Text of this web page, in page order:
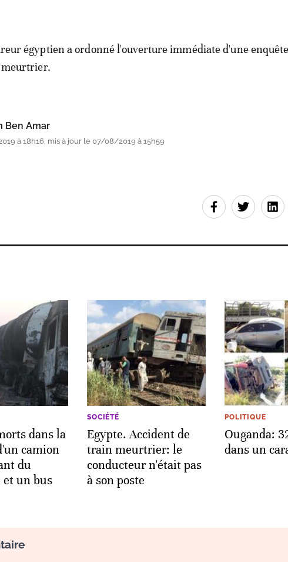
égyptien a ordonné l'ouverture immédiate d'une
Ben Amar
à 18h16, mis à jour le 07/08/2019 à 15h59
dans la
camion
du
un bus
SOCIÉTÉ
Egypte. Accident de
train meurtrier: le
conducteur n'était pas
à son poste
POLITIQUE
Ouganda:
dans un